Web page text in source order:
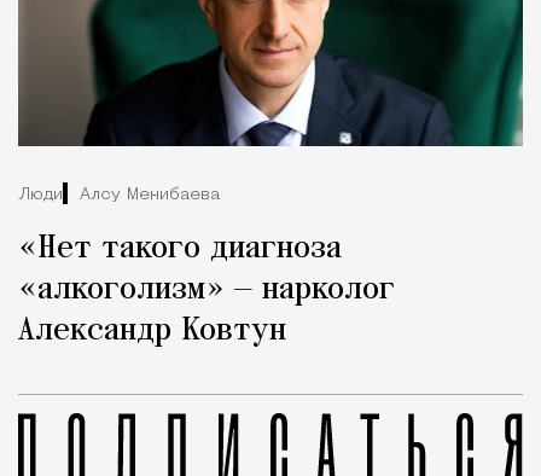
Люди Алсу Менибаева
«Нет такого диагноза
«алкоголизм» — нарколог
Александр Ковтун